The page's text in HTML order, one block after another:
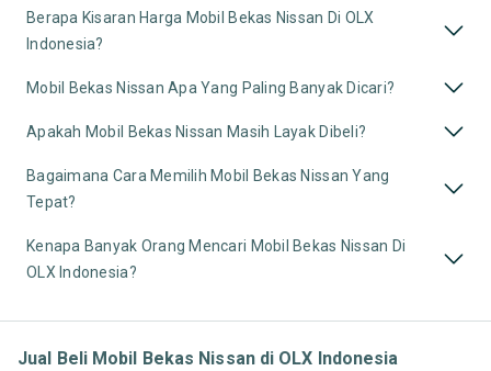
Berapa Kisaran Harga Mobil Bekas Nissan Di OLX
Indonesia?
Mobil Bekas Nissan Apa Yang Paling Banyak Dicari?
Apakah Mobil Bekas Nissan Masih Layak Dibeli?
Bagaimana Cara Memilih Mobil Bekas Nissan Yang
Tepat?
Kenapa Banyak Orang Mencari Mobil Bekas Nissan Di
OLX Indonesia?
Jual Beli Mobil Bekas Nissan di OLX Indonesia